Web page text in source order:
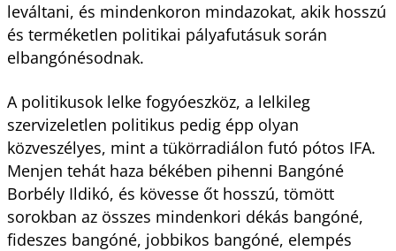
leváltani, és mindenkoron mindazokat, akik hosszú
és terméketlen politikai pályafutásuk során
elbangónésodnak.
A politikusok lelke fogyóeszköz, a lelkileg
szervizeletlen politikus pedig épp olyan
közveszélyes, mint a tükörradiálon futó pótos IFA.
Menjen tehát haza békében pihenni Bangóné
Borbély Ildikó, és kövesse őt hosszú, tömött
sorokban az összes mindenkori dékás bangóné,
fideszes bangóné, jobbikos bangóné, elempés